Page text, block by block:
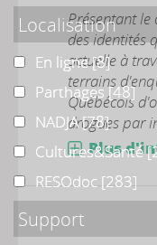
Présentant le
des identités
actuelle à
terrains
Québécois
drogues par
Plus
Localisation
En ligne
En ligne[8]
Parthages
Parthages[48]
NADJANADJA[78]
Cultures&Santé
Cultures&Santé
RESOdoc
RESOdoc [283]
Support